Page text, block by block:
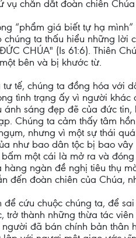
vụ chăn dắt đoàn chiên
“phẩm giá biết tự hạ
chúng ta thấu hiểu những lời
CHÚA" (Is 61:6). Thiên
bên và bị khước từ.
tư tế, chúng ta đồng hóa với
tình trạng ấy vì người
ánh sáng đẹp đẽ của đức
Chúng ta cảm thấy tâm
nhưng vì một sự thái
như bao dân tộc bị bao
bấm một cái là mở ra và
hàng ngàn đề nghị tiêu thụ
đến đoàn chiên của Chúa,
để cứu chuộc chúng ta, để
trở thành những thừa tác
đã bán chính bản thân